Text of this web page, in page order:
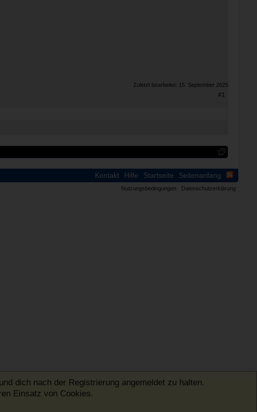
Zuletzt bearbeitet: 15. September 2025
#1
Kontakt Hilfe Startseite Seitenanfang
Nutzungsbedingungen Datenschutzerklärung
dich nach der Registrierung angemeldet zu halten.
Einsatz von Cookies.